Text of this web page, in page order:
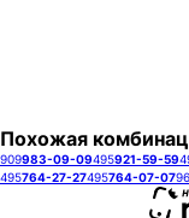
Похожая
909983-09-09495921-59-59
495764-27-27495764-07-07